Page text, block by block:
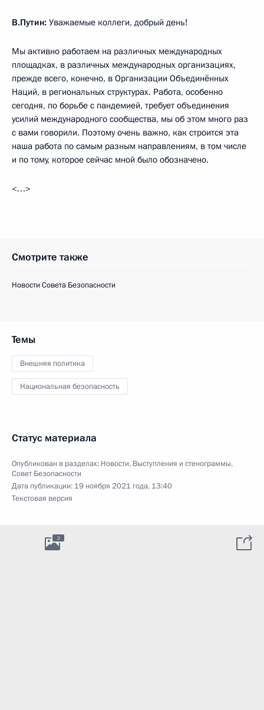
В.Путин: Уважаемые коллеги, добрый день!
Мы активно работаем на различных международных
площадках, в различных международных организациях,
прежде всего, конечно, в Организации Объединённых
Наций, в региональных структурах. Работа, особенно
сегодня, по борьбе с пандемией, требует объединения
усилий международного сообщества, мы об этом много раз
с вами говорили. Поэтому очень важно, как строится эта
наша работа по самым разным направлениям, в том числе
и по тому, которое сейчас мной было обозначено.
<…>
Смотрите также
Новости Совета Безопасности
Темы
Внешняя политика
Национальная безопасность
Статус материала
Опубликован в разделах: Новости, Выступления и стенограммы,
Совет Безопасности
Дата публикации: 19 ноября 2021 года, 13:40
Текстовая версия
2